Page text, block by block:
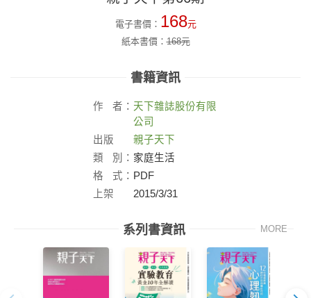
電子書價： 168元
紙本書價：168元
書籍資訊
作 者： 天下雜誌股份有限
公司
出版
社：
親子天下
類
別： 家庭生活
格
式： PDF
上架
2015/3/31
系列書資訊 MORE